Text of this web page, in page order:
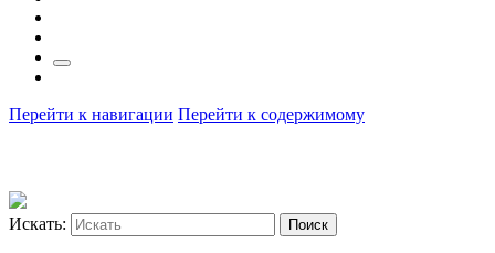
Перейти к навигации Перейти к содержимому
Искать: